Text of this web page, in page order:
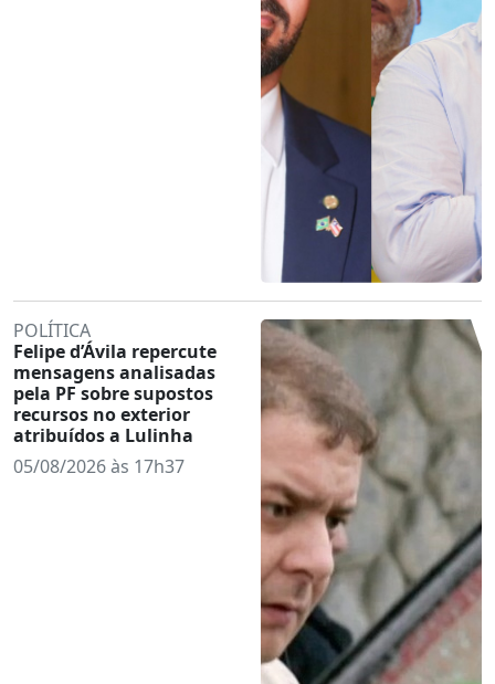
POLÍTICA
Felipe d’Ávila repercute
mensagens analisadas
pela PF sobre supostos
recursos no exterior
atribuídos a Lulinha
05/08/2026 às 17h37